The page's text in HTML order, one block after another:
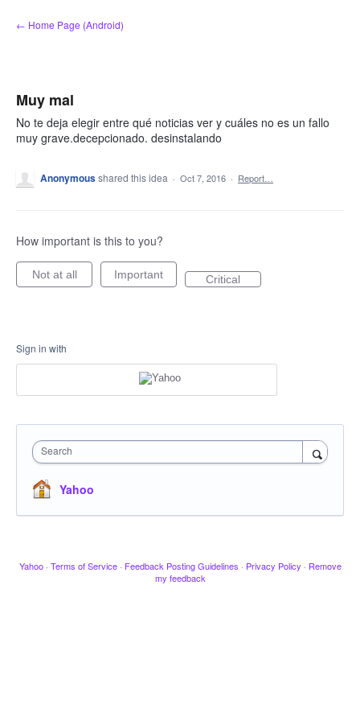
Skip
to
← Home Page (Android)
Muy mal
No te deja elegir entre qué noticias ver y cuáles no es un fallo
muy grave.decepcionado. desinstalando
Anonymousshared this idea · Oct 7, 2016 · Report…
How important is this to you?
Not at all Important Critical
Sign in with
Search
Yahoo
Yahoo · Terms of Service · Feedback Posting Guidelines · Privacy Policy · Remove
my feedback